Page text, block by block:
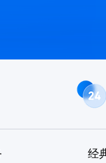
经